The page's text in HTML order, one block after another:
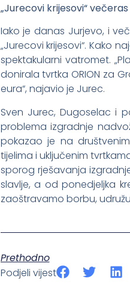
„Jurecovi krijesovi“
Iako je danas Jurjevo, i
„Jurecovi krijesovi“. Kako
spektakularni vatromet.
donirala tvrtka ORION za
eura“, najavio je Jurec.
Sven Jurec, Dugoselac i
problema izgradnje
pokazao je na
tijelima i uključenim
sporog rješavanja
slavlje, a od ponedjeljka
zaoštravamo borbu,
Prethodno
Podjeli vijest